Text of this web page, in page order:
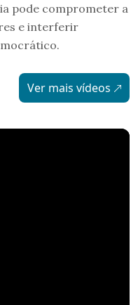
pode comprometer a
e interferir
Ver mais vídeos